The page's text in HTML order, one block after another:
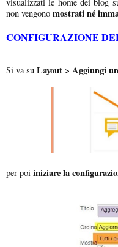
non vengono mostrati né
CONFIGURAZIONE
Si va su Layout > Aggiungi
per poi iniziare la